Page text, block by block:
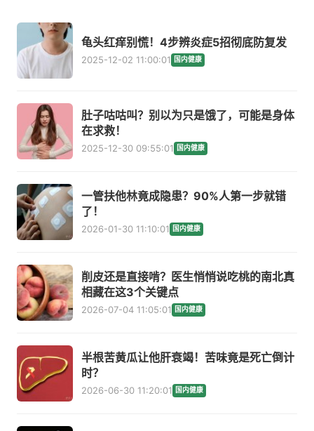
龟头红痒别慌！4步辨炎症5招彻底防复发
2025-12-02 11:00:01 国内健康
肚子咕咕叫？别以为只是饿了，可能是身体
在求救！
2025-12-30 09:55:01 国内健康
一管扶他林竟成隐患？90%人第一步就错
了！
2026-01-30 11:10:01 国内健康
削皮还是直接啃？医生悄悄说吃桃的南北真
相藏在这3个关键点
2026-07-04 11:05:01 国内健康
半根苦黄瓜让他肝衰竭！苦味竟是死亡倒计
时？
2026-06-30 11:20:01 国内健康